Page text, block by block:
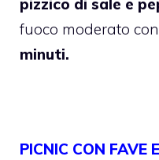
pizzico di sale e
fuoco moderato
minuti.
PICNIC CON FAVE